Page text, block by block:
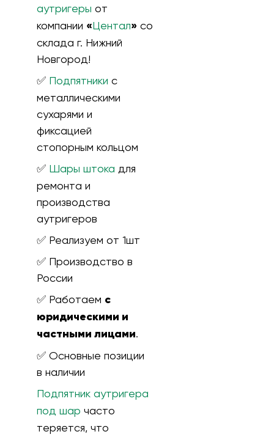
аутригеры от
компании «Центал» со
склада г. Нижний
Новгород!
✅ Подпятники с
металлическими
сухарями и
фиксацией
стопорным кольцом
✅ Шары штока для
ремонта и
производства
аутригеров
✅ Реализуем от 1шт
✅ Производство в
России
✅ Работаем с
юридическими и
частными лицами.
✅ Основные позиции
в наличии
Подпятник аутригера
под шар часто
теряется, что